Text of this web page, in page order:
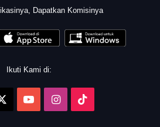
Dapatkan Komisinya
Ikuti Kami di:
YouTubeInstagram